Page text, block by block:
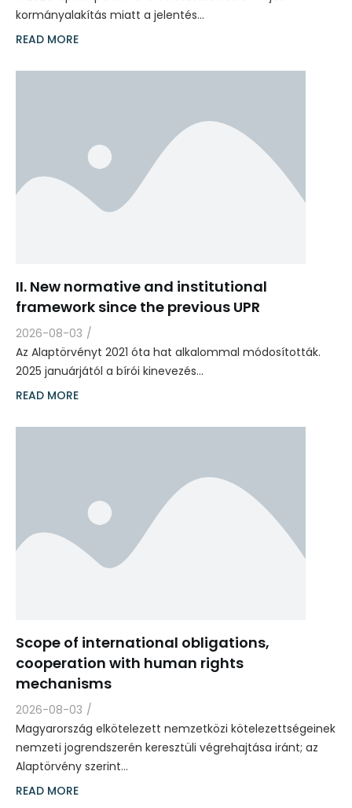
kormányalakítás miatt a jelentés…
READ MORE
II. New normative and institutional
framework since the previous UPR
2026-08-03 /
Az Alaptörvényt 2021 óta hat alkalommal módosították.
2025 januárjától a bírói kinevezés…
READ MORE
Scope of international obligations,
cooperation with human rights
mechanisms
2026-08-03 /
Magyarország elkötelezett nemzetközi kötelezettségeinek
nemzeti jogrendszerén keresztüli végrehajtása iránt; az
Alaptörvény szerint…
READ MORE